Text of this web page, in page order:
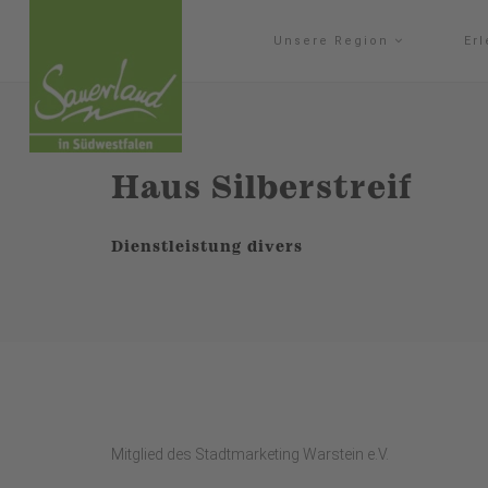
Unsere Region
Haus Silberstreif
Dienstleistung divers
Mitglied des Stadtmarketing Warstein e.V.